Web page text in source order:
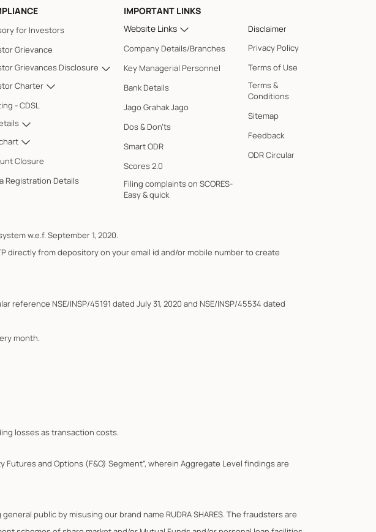
for Investors
Grievance
Grievances Disclosure
Charter
- CDSL
Closure
Registration Details
IMPORTANT LINKS
Website Links
Company Details/Branches
Key Managerial Personnel
Bank Details
Jago Grahak Jago
Dos & Don'ts
Smart ODR
Scores 2.0
Filing complaints on SCORES-
Easy & quick
Disclaimer
Privacy Policy
Terms of Use
Terms &
Conditions
Sitemap
Feedback
ODR Circular
w.e.f. September 1, 2020.
directly from depository on your email id and/or mobile number to create
NSE/INSP/45191 dated July 31, 2020 and NSE/INSP/45534 dated
month.
losses as transaction costs.
Futures and Options (F&O) Segment”, wherein Aggregate Level findings are
public by misusing our brand name RUDRA SHARES. The fraudsters are